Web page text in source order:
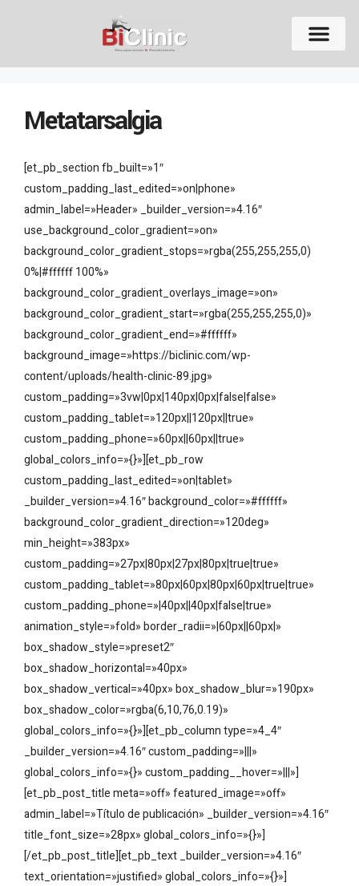
Metatarsalgia
[et_pb_section fb_built=»1″
custom_padding_last_edited=»on|phone»
admin_label=»Header» _builder_version=»4.16″
use_background_color_gradient=»on»
background_color_gradient_stops=»rgba(255,255,255,0)
0%|#ffffff 100%»
background_color_gradient_overlays_image=»on»
background_color_gradient_start=»rgba(255,255,255,0)»
background_color_gradient_end=»#ffffff»
background_image=»https://biclinic.com/wp-
content/uploads/health-clinic-89.jpg»
custom_padding=»3vw|0px|140px|0px|false|false»
custom_padding_tablet=»120px||120px||true»
custom_padding_phone=»60px||60px||true»
global_colors_info=»{}»][et_pb_row
custom_padding_last_edited=»on|tablet»
_builder_version=»4.16″ background_color=»#ffffff»
background_color_gradient_direction=»120deg»
min_height=»383px»
custom_padding=»27px|80px|27px|80px|true|true»
custom_padding_tablet=»80px|60px|80px|60px|true|true»
custom_padding_phone=»|40px||40px|false|true»
animation_style=»fold» border_radii=»|60px||60px|»
box_shadow_style=»preset2″
box_shadow_horizontal=»40px»
box_shadow_vertical=»40px» box_shadow_blur=»190px»
box_shadow_color=»rgba(6,10,76,0.19)»
global_colors_info=»{}»][et_pb_column type=»4_4″
_builder_version=»4.16″ custom_padding=»|||»
global_colors_info=»{}» custom_padding__hover=»|||»]
[et_pb_post_title meta=»off» featured_image=»off»
admin_label=»Título de publicación» _builder_version=»4.16″
title_font_size=»28px» global_colors_info=»{}»]
[/et_pb_post_title][et_pb_text _builder_version=»4.16″
text_orientation=»justified» global_colors_info=»{}»]